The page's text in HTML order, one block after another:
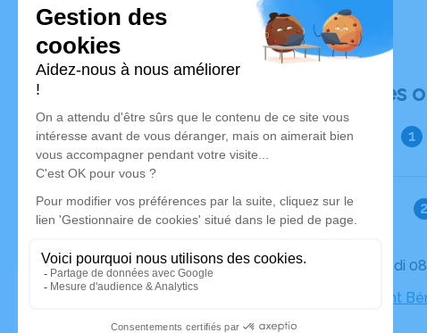
Déroulé des
Le vendredi
Église Saint